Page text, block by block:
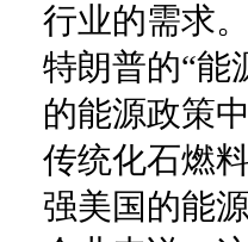
行业的需求
特朗普的“能
的能源政策
传统化石燃
强美国的能